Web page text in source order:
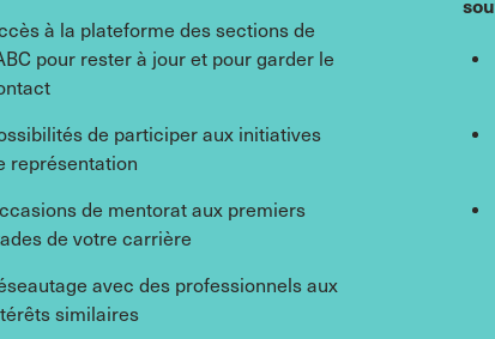
à la plateforme des sections de
pour rester à jour et pour garder le
de participer aux initiatives
représentation
de mentorat aux premiers
de votre carrière
avec des professionnels aux
similaires